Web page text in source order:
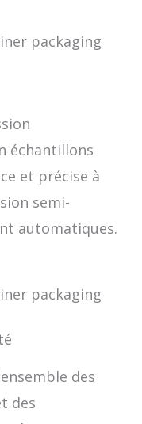
échantillons
et précise à
semi-
automatiques.
des
des